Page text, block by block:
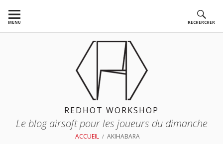
auMENU RECHERCHER
REDHOT WORKSHOP
Le blog airsoft pour les joueurs du dimanche
ACCUEIL AKIHABARA